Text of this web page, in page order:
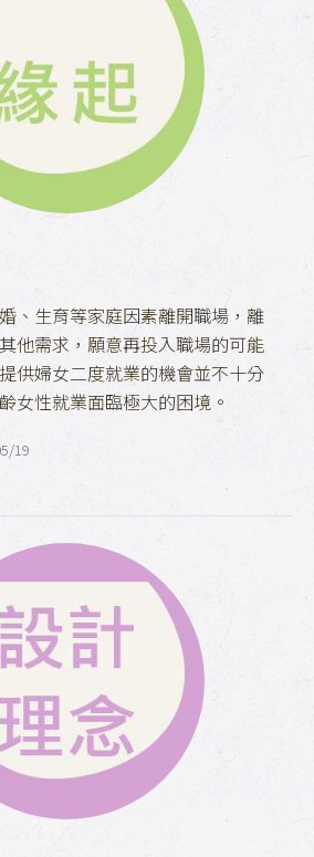
、生育等家庭因素離開職場，離
他需求，願意再投入職場的可能
供婦女二度就業的機會並不十分
女性就業面臨極大的困境。
19